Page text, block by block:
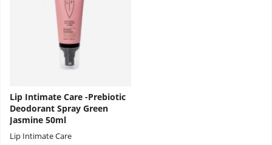
Lip Intimate Care -Prebiotic
Deodorant Spray Green
Jasmine 50ml
Lip Intimate Care